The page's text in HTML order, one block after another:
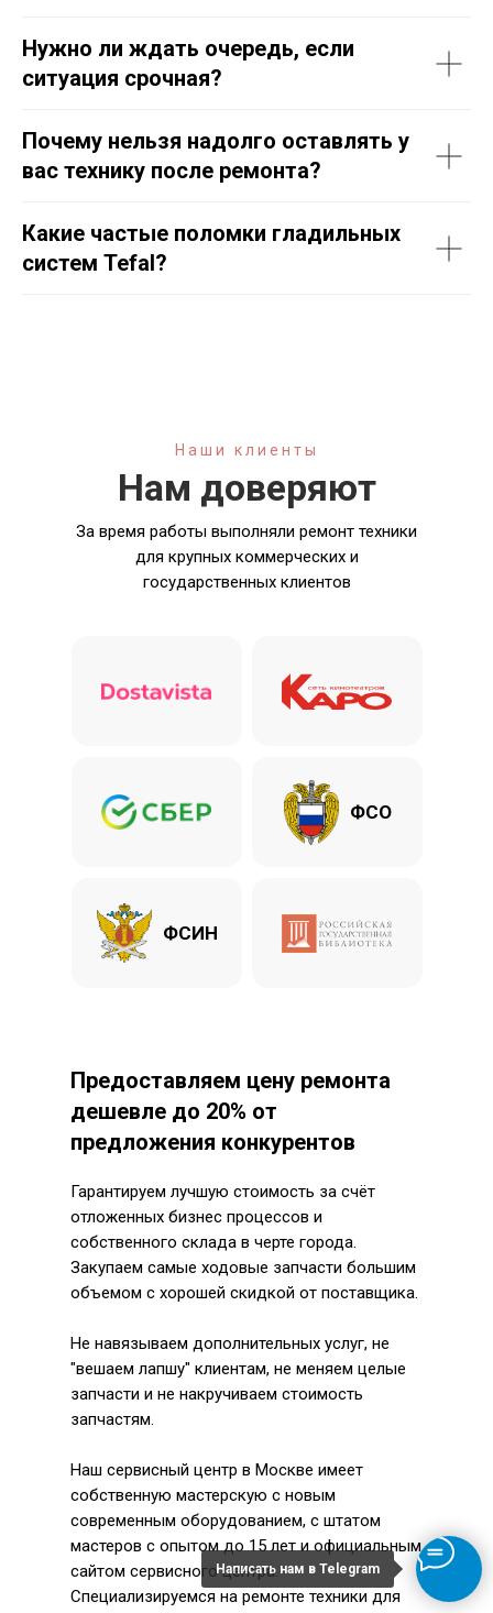
Написать нам в Telegram
Нужно ли ждать очередь, если
ситуация срочная?
Почему нельзя надолго оставлять у
вас технику после ремонта?
Какие частые поломки гладильных
систем Tefal?
Нам доверяют
За время работы выполняли ремонт техники
для крупных коммерческих и
государственных клиентов
Наши клиенты
ФСО
ФСИН
Предоставляем цену ремонта
дешевле до 20% от
предложения конкурентов
Гарантируем лучшую стоимость за счёт
отложенных бизнес процессов и
собственного склада в черте города.
Закупаем самые ходовые запчасти большим
объемом с хорошей скидкой от поставщика.
Не навязываем дополнительных услуг, не
"вешаем лапшу" клиентам, не меняем целые
запчасти и не накручиваем стоимость
запчастям.
Наш сервисный центр в Москве имеет
собственную мастерскую с новым
современным оборудованием, с штатом
мастеров с опытом до 15 лет и официальным
сайтом сервисного центра.
Специализируемся на ремонте техники для